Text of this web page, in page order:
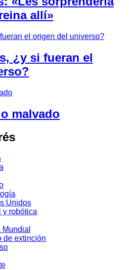
allí»
¿y si fueran el
malvado
Unidos
y robótica
de extinción